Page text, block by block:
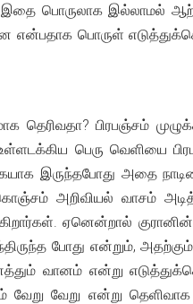
பொருலாக இல்லாமல்
என்பதாக பொருள்
பிரபஞ்சம்
பெரு வெளியை
இருந்தபோது அதை
கொஞ்சம் அறிவியல் வாசம்
ஏனென்றால்
போது என்றும்,
வானம் என்று
வேறு என்று